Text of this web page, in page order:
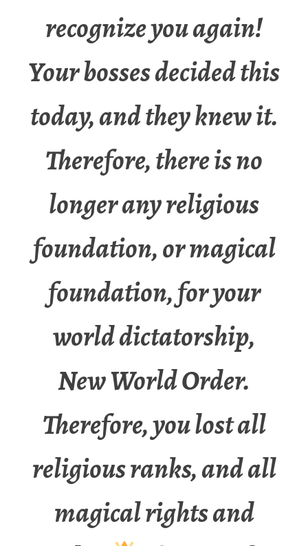
recognize you again!
Your bosses decided this
today, and they knew it.
Therefore, there is no
longer any religious
foundation, or magical
foundation, for your
world dictatorship,
New World Order.
Therefore, you lost all
religious ranks, and all
magical rights and